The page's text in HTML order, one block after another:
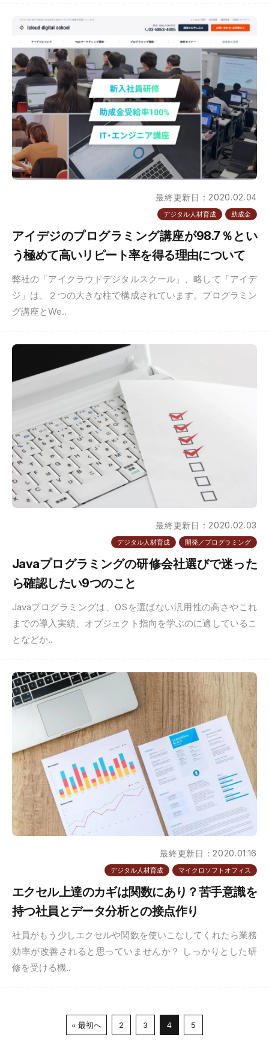
最終更新日：2020.02.04
デジタル人材育成 助成金
アイデジのプログラミング講座が98.7％とい
う極めて高いリピート率を得る理由について
弊社の「アイクラウドデジタルスクール」、略して「アイデ
ジ」は、２つの大きな柱で構成されています。プログラミン
グ講座とWe..
最終更新日：2020.02.03
デジタル人材育成 開発／プログラミング
Javaプログラミングの研修会社選びで迷った
ら確認したい9つのこと
Javaプログラミングは、OSを選ばない汎用性の高さやこれ
までの導入実績、オブジェクト指向を学ぶのに適しているこ
となどか..
最終更新日：2020.01.16
デジタル人材育成 マイクロソフトオフィス
エクセル上達のカギは関数にあり？苦手意識を
持つ社員とデータ分析との接点作り
社員がもう少しエクセルや関数を使いこなしてくれたら業務
効率が改善されると思っていませんか？ しっかりとした研
修を受ける機..
« 最初へ 2 3 4 5